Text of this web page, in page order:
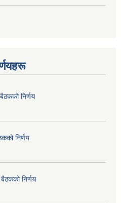
निर्णय
निर्णय
निर्णय